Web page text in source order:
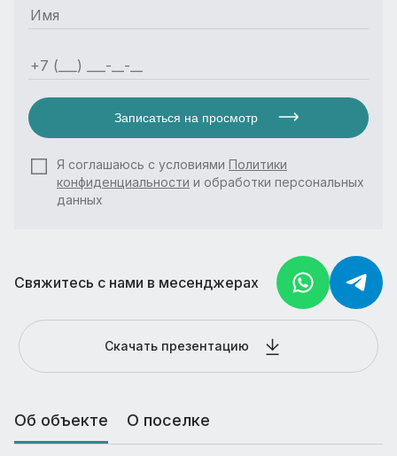
Записаться на просмотр
Я соглашаюсь с условиями Политики
конфиденциальности и обработки персональных
данных
Свяжитесь с нами в месенджерах
Скачать презентацию
Об объекте О поселке